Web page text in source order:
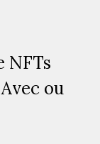
NFTs
ou